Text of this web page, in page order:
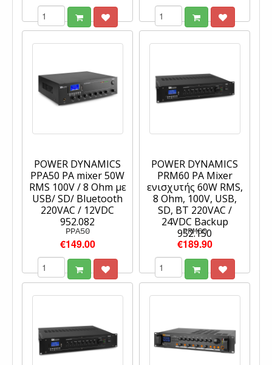
POWER DYNAMICS
PPA50 PA mixer 50W
RMS 100V / 8 Ohm με
USB/ SD/ Bluetooth
220VAC / 12VDC
952.082
PPA50
€149.00
POWER DYNAMICS
PRM60 PA Mixer
ενισχυτής 60W RMS,
8 Ohm, 100V, USB,
SD, BT 220VAC /
24VDC Backup
952.150
PRM60
€189.90